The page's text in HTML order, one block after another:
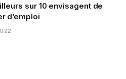
sur 10 envisagent de
d’emploi